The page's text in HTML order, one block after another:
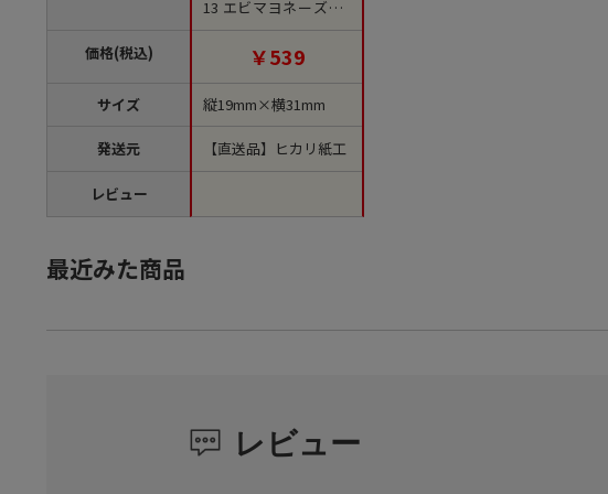
価格(税込)
サイズ
発送元
レビュー
13 エビマヨネーズ 1
袋（ご注文単位1袋）
【直送品】￥539
縦19mm×横31mm
【直送品】ヒカリ紙工
最近みた商品
レビュー